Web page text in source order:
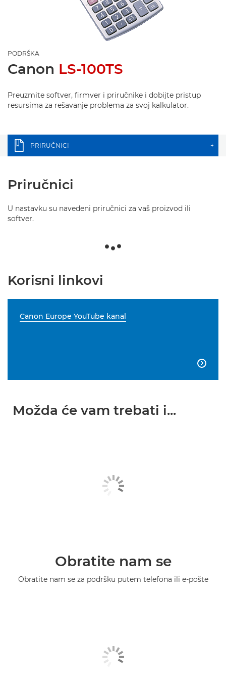
PODRŠKA
Canon LS-100TS
Preuzmite softver, firmver i priručnike i dobijte pristup
resursima za rešavanje problema za svoj kalkulator.
PRIRUČNICI +
Priručnici
U nastavku su navedeni priručnici za vaš proizvod ili
softver.
Korisni linkovi
Canon Europe YouTube kanal

Možda će vam trebati i...
Obratite nam se
Obratite nam se za podršku putem telefona ili e-pošte